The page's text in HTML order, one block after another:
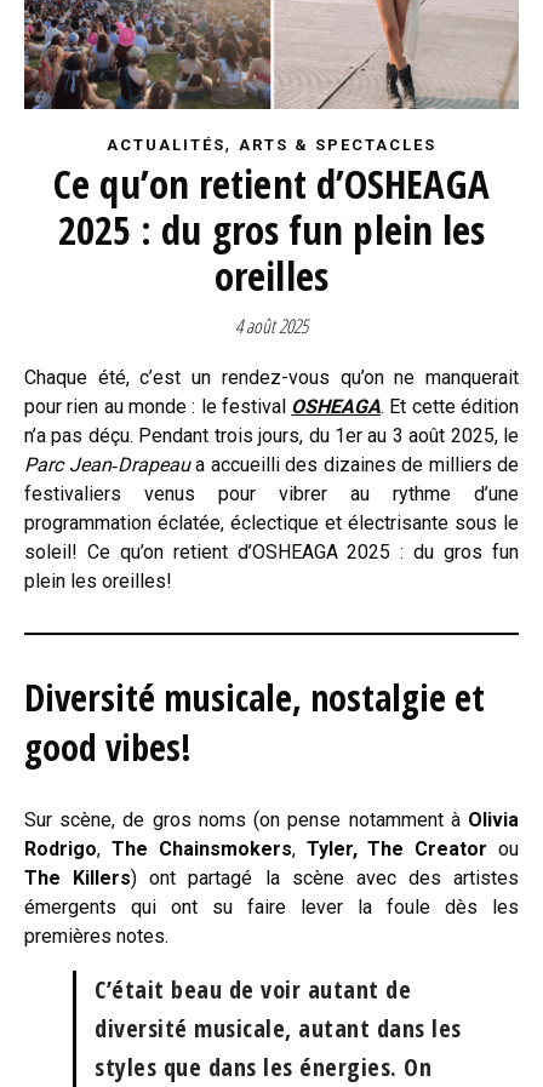
ACTUALITÉS, ARTS & SPECTACLES
Ce qu’on retient d’OSHEAGA
2025 : du gros fun plein les
oreilles
4 août 2025
Chaque été, c’est un rendez-vous qu’on ne manquerait
pour rien au monde : le festival OSHEAGA. Et cette édition
n’a pas déçu. Pendant trois jours, du 1er au 3 août 2025, le
Parc Jean‑Drapeaua accueilli des dizaines de milliers de
festivaliers venus pour vibrer au rythme d’une
programmation éclatée, éclectique et électrisante sous le
soleil! Ce qu’on retient d’OSHEAGA 2025 : du gros fun
plein les oreilles!
Diversité musicale, nostalgie et
good vibes!
Sur scène, de gros noms (on pense notamment à Olivia
Rodrigo, The Chainsmokers, Tyler, The Creator ou
The Killers) ont partagé la scène avec des artistes
émergents qui ont su faire lever la foule dès les
premières notes.
C’était beau de voir autant de
diversité musicale, autant dans les
styles que dans les énergies. On